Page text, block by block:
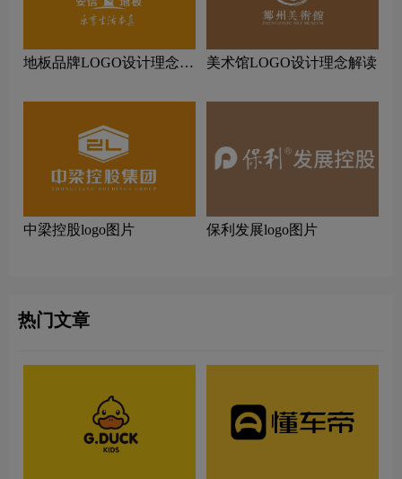
地板品牌LOGO设计理念解
美术馆LOGO设计理念解读
中梁控股logo图片 保利发展logo图片
热门文章